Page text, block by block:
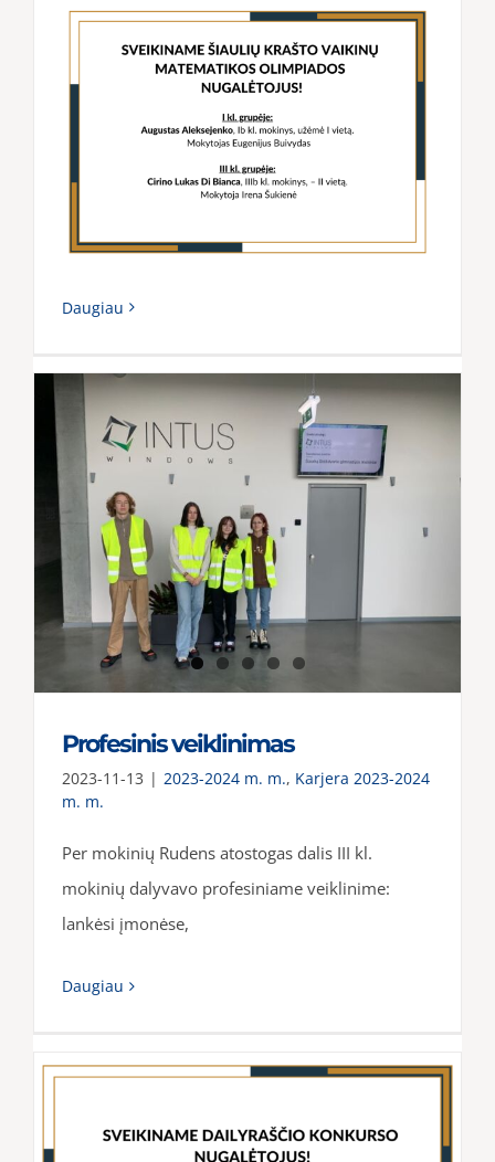
Daugiau
Profesinis veiklinimas
2023-11-13 | 2023-2024 m. m., Karjera 2023-2024
m. m.
Per mokinių Rudens atostogas dalis III kl.
mokinių dalyvavo profesiniame veiklinime:
lankėsi įmonėse,
Daugiau